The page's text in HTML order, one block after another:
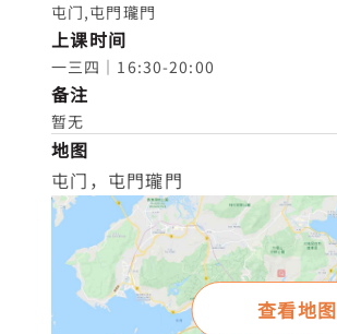
屯门,屯門瓏門
上课时间
一三四｜16:30-20:00
备注
暂无
地图
屯门，屯門瓏門
查看地图